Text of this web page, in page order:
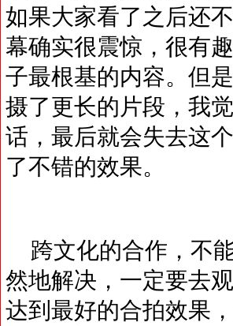
如果大家看了之后还
幕确实很震惊，很有
子最根基的内容。但
摄了更长的片段，我
话，最后就会失去这
了不错的效果。
跨文化的合作，不
然地解决，一定要去
达到最好的合拍效果